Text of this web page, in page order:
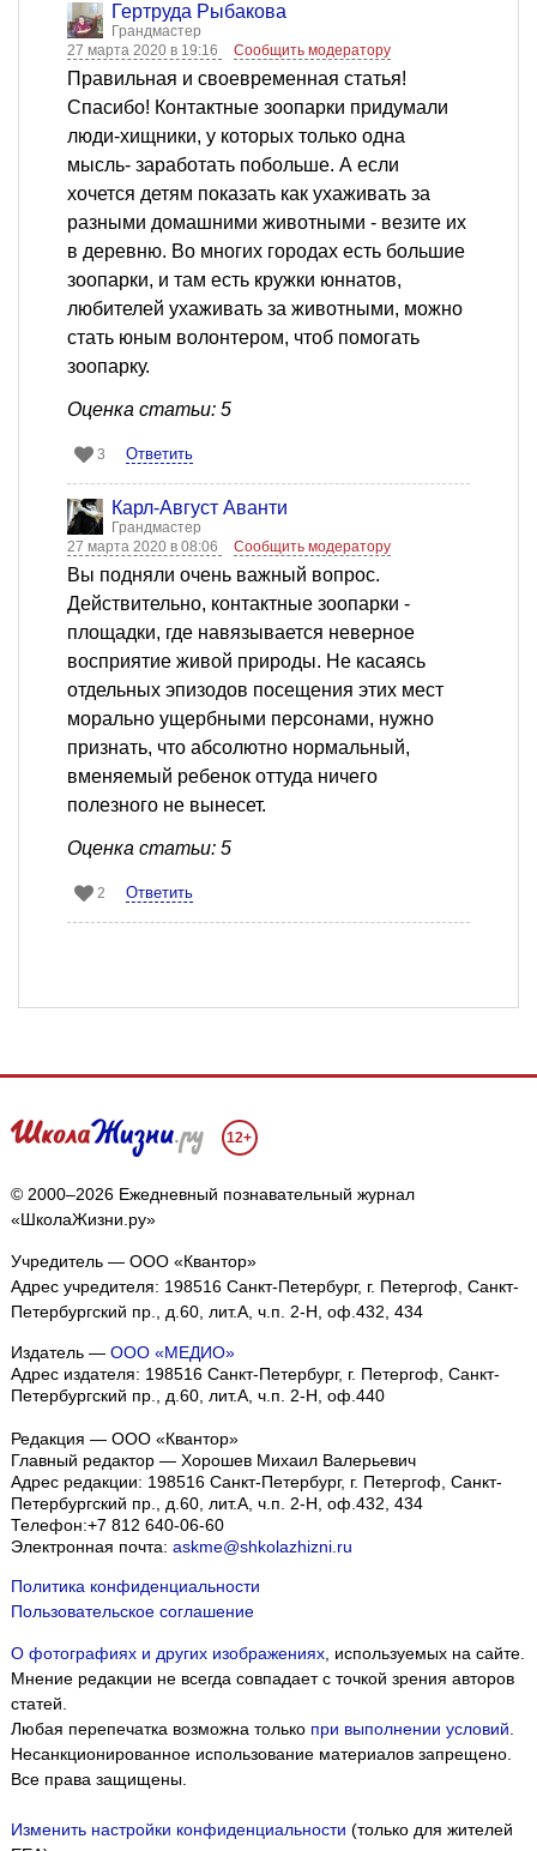
Гертруда Рыбакова
Грандмастер
27 марта 2020 в 19:16
Сообщить модератору
Правильная и своевременная статья!
Спасибо! Контактные зоопарки придумали
люди-хищники, у которых только одна
мысль- заработать побольше. А если
хочется детям показать как ухаживать за
разными домашними животными - везите их
в деревню. Во многих городах есть большие
зоопарки, и там есть кружки юннатов,
любителей ухаживать за животными, можно
стать юным волонтером, чтоб помогать
зоопарку.
Оценка статьи: 5
3 Ответить
Карл-Август Аванти
Грандмастер
27 марта 2020 в 08:06
Сообщить модератору
Вы подняли очень важный вопрос.
Действительно, контактные зоопарки -
площадки, где навязывается неверное
восприятие живой природы. Не касаясь
отдельных эпизодов посещения этих мест
морально ущербными персонами, нужно
признать, что абсолютно нормальный,
вменяемый ребенок оттуда ничего
полезного не вынесет.
Оценка статьи: 5
2 Ответить
12+
© 2000–2026 Ежедневный познавательный журнал
«ШколаЖизни.ру»
Учредитель — ООО «Квантор»
Адрес учредителя: 198516 Санкт-Петербург, г. Петергоф, Санкт-
Петербургский пр., д.60, лит.А, ч.п. 2-Н, оф.432, 434
Издатель — ООО «МЕДИО»
Адрес издателя: 198516 Санкт-Петербург, г. Петергоф, Санкт-
Петербургский пр., д.60, лит.А, ч.п. 2-Н, оф.440
Редакция — ООО «Квантор»
Главный редактор — Хорошев Михаил Валерьевич
Адрес редакции: 198516 Санкт-Петербург, г. Петергоф, Санкт-
Петербургский пр., д.60, лит.А, ч.п. 2-Н, оф.432, 434
Телефон:+7 812 640-06-60
Электронная почта: askme@shkolazhizni.ru
Политика конфиденциальности
Пользовательское соглашение
О фотографиях и других изображениях, используемых на сайте.
Мнение редакции не всегда совпадает с точкой зрения авторов
статей.
Любая перепечатка возможна только при выполнении условий.
Несанкционированное использование материалов запрещено.
Все права защищены.
Изменить настройки конфиденциальности (только для жителей